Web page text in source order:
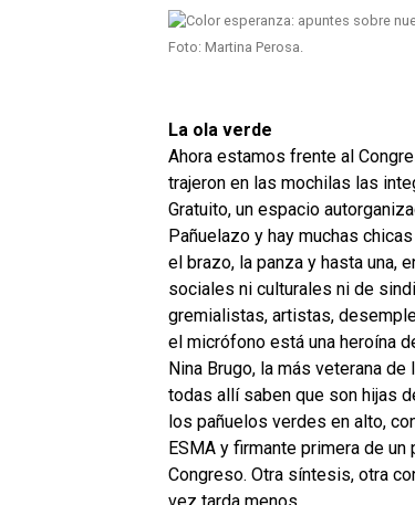
Foto: Martina Perosa.
La ola verde
Ahora estamos frente al
trajeron en las mochilas las
Gratuito, un espacio
Pañuelazo y hay muchas
el brazo, la panza y hasta una,
sociales ni culturales ni de
gremialistas, artistas,
el micrófono está una heroína
Nina Brugo, la más veterana
todas allí saben que son hijas
los pañuelos verdes en alto,
ESMA y firmante primera de
Congreso. Otra síntesis, otra